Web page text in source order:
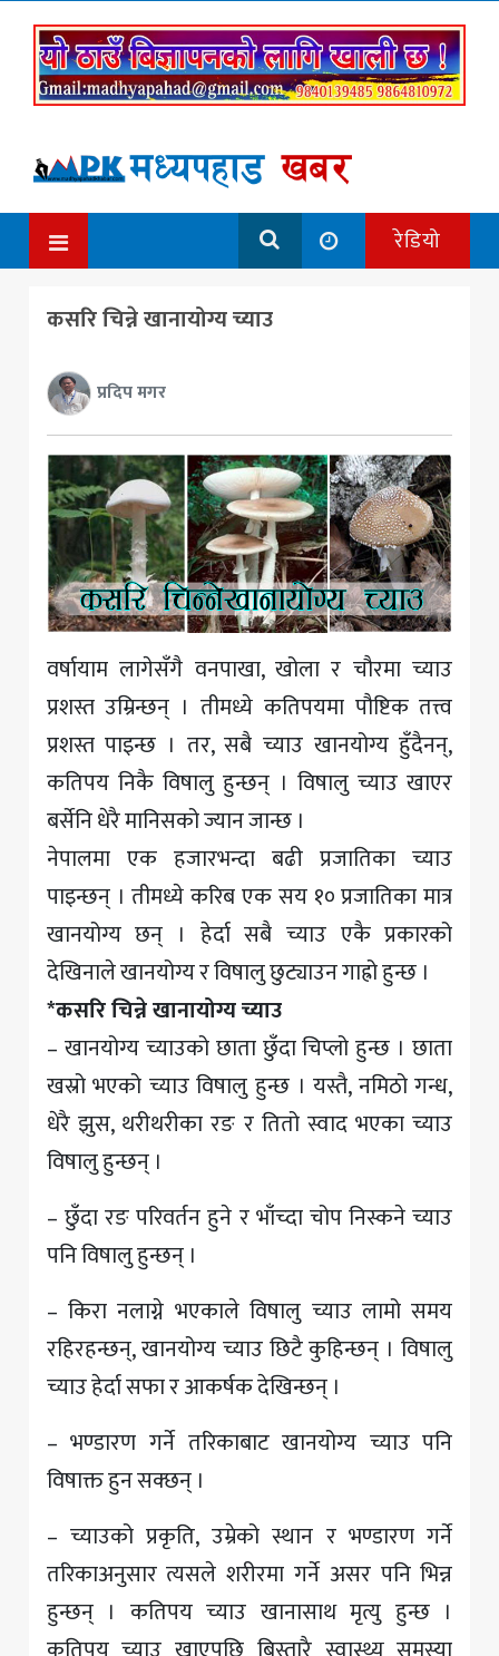
रेडियो
कसरि चिन्ने खानायोग्य च्याउ
प्रदिप मगर
वर्षायाम लागेसँगै वनपाखा, खोला र चौरमा च्याउ
प्रशस्त उम्रिन्छन् । तीमध्ये कतिपयमा पौष्टिक तत्त्व
प्रशस्त पाइन्छ । तर, सबै च्याउ खानयोग्य हुँदैनन्,
कतिपय निकै विषालु हुन्छन् । विषालु च्याउ खाएर
बर्सेनि धेरै मानिसको ज्यान जान्छ ।
नेपालमा एक हजारभन्दा बढी प्रजातिका च्याउ
पाइन्छन् । तीमध्ये करिब एक सय १० प्रजातिका मात्र
खानयोग्य छन् । हेर्दा सबै च्याउ एकै प्रकारको
देखिनाले खानयोग्य र विषालु छुट्याउन गाह्रो हुन्छ ।
*कसरि चिन्ने खानायोग्य च्याउ
– खानयोग्य च्याउको छाता छुँदा चिप्लो हुन्छ । छाता
खस्रो भएको च्याउ विषालु हुन्छ । यस्तै, नमिठो गन्ध,
धेरै झुस, थरीथरीका रङ र तितो स्वाद भएका च्याउ
विषालु हुन्छन् ।
– छुँदा रङ परिवर्तन हुने र भाँच्दा चोप निस्कने च्याउ
पनि विषालु हुन्छन् ।
– किरा नलाग्ने भएकाले विषालु च्याउ लामो समय
रहिरहन्छन्, खानयोग्य च्याउ छिटै कुहिन्छन् । विषालु
च्याउ हेर्दा सफा र आकर्षक देखिन्छन् ।
– भण्डारण गर्ने तरिकाबाट खानयोग्य च्याउ पनि
विषाक्त हुन सक्छन् ।
– च्याउको प्रकृति, उम्रेको स्थान र भण्डारण गर्ने
तरिकाअनुसार त्यसले शरीरमा गर्ने असर पनि भिन्न
हुन्छन् । कतिपय च्याउ खानासाथ मृत्यु हुन्छ ।